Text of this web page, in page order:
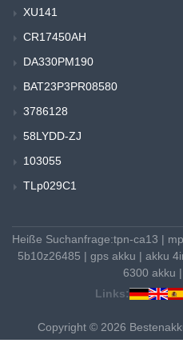
XU141
CR17450AH
DA330PM190
BAT23P3PR08580
3786128
58LYDD-ZJ
103055
TLp029C1
Heiße Suchanfrage:tpn-ca13 |
5b10z26485 | gps akku | akku
6300 akku |
Links:
Copyright © 2026